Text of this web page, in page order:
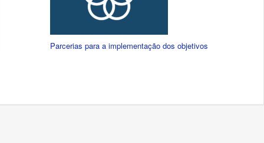
Parcerias para a implementação dos objetivos